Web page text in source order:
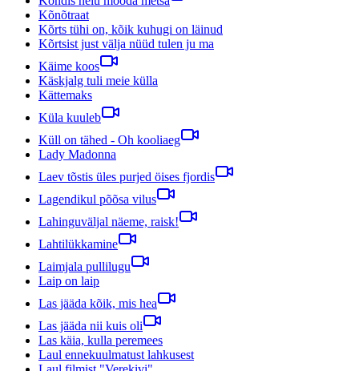
Kõnõtraat
Kõrts tühi on, kõik kuhugi on läinud
Kõrtsist just välja nüüd tulen ju ma
Käime koos
Käskjalg tuli meie külla
Kättemaks
Küla kuuleb
Küll on tähed - Oh kooliaeg
Lady Madonna
Laev tõstis üles purjed öises fjordis
Lagendikul põõsa vilus
Lahinguväljal näeme, raisk!
Lahtilükkamine
Laimjala pullilugu
Laip on laip
Las jääda kõik, mis hea
Las jääda nii kuis oli
Las käia, kulla peremees
Laul ennekuulmatust lahkusest